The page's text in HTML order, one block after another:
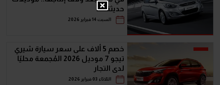
حديثة
السبت 14 فبراير 2026
خصم 5 ألاف على سعر سيارة شيري
تيجو 7 موديل 2026 المُجمعة محليًا
لدى التجار
الثلاثاء 03 فبراير 2026